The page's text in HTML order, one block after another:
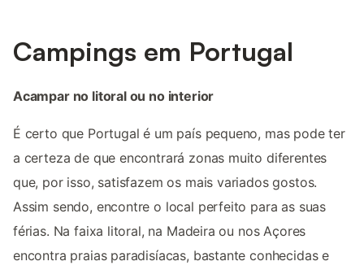
Campings em Portugal
Acampar no litoral ou no interior
É certo que Portugal é um país pequeno, mas pode ter
a certeza de que encontrará zonas muito diferentes
que, por isso, satisfazem os mais variados gostos.
Assim sendo, encontre o local perfeito para as suas
férias. Na faixa litoral, na Madeira ou nos Açores
encontra praias paradisíacas, bastante conhecidas e